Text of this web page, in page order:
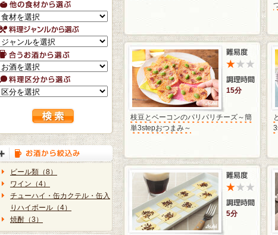
ビール類（8）
ワイン（4）
チューハイ・缶カクテル・缶入
りハイボール（4）
焼酎（3）
15分
枝豆とベーコンのパリパリチーズ～簡
単3stepおつまみ～
5分